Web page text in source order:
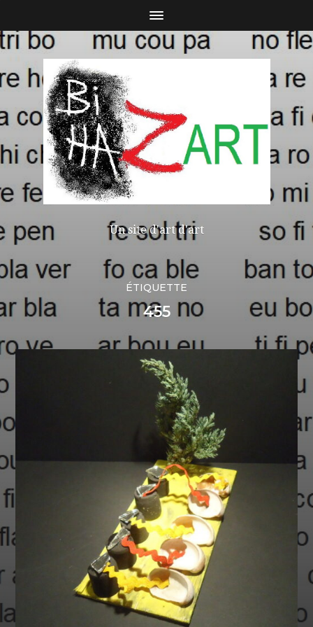
Un site d'art d'art
ÉTIQUETTE
455